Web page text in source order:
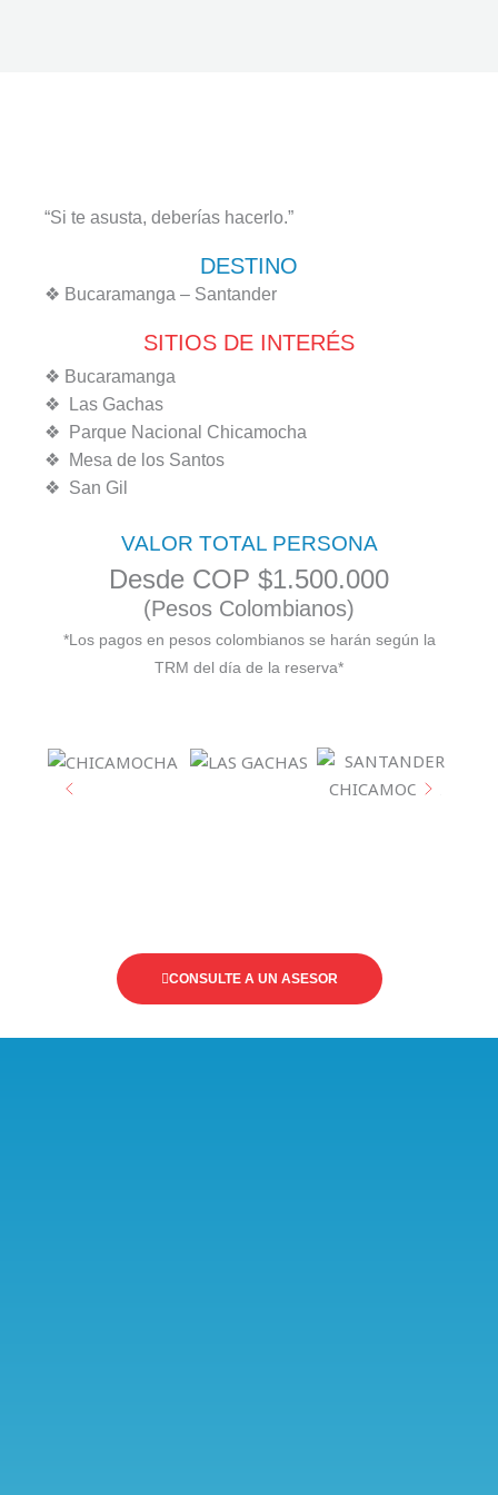
“Si te asusta, deberías hacerlo.”
DESTINO
❖ Bucaramanga – Santander
SITIOS DE INTERÉS
❖ Bucaramanga
❖ Las Gachas
❖ Parque Nacional Chicamocha
❖ Mesa de los Santos
❖ San Gil
VALOR TOTAL PERSONA
Desde COP $1.500.000
(Pesos Colombianos)
*Los pagos en pesos colombianos se harán según la
TRM del día de la reserva*
CONSULTE A UN ASESOR